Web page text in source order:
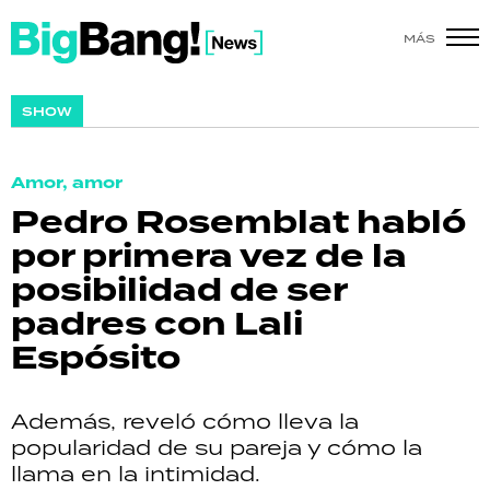
MÁS
SHOW
Amor, amor
Pedro Rosemblat habló
por primera vez de la
posibilidad de ser
padres con Lali
Espósito
Además, reveló cómo lleva la
popularidad de su pareja y cómo la
llama en la intimidad.
SHOW
ACTUALIDAD
POLICIALES
ECONOMÍA
GRAN HERMANO
SALUD
DEPORTES